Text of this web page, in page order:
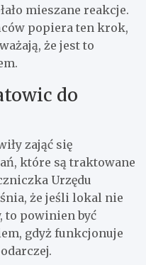
mieszane reakcje.
popiera ten krok,
że jest to
do
zająć się
które są traktowane
Urzędu
że jeśli lokal nie
to powinien być
gdyż funkcjonuje